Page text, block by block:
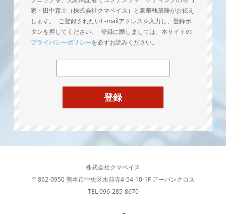
家・田中森士（株式会社クマベイス）と豪華執筆陣がお伝え
します。 ご登録されたいE-mailアドレスを入力し、登録ボ
タンを押してください。 登録に際しましては、本サイトの
プライバシーポリシーを必ずお読みください。
株式会社クマベイス
〒862-0950 熊本市中央区水前寺4-54-10-1F アーバンクロス
TEL 096-285-8670